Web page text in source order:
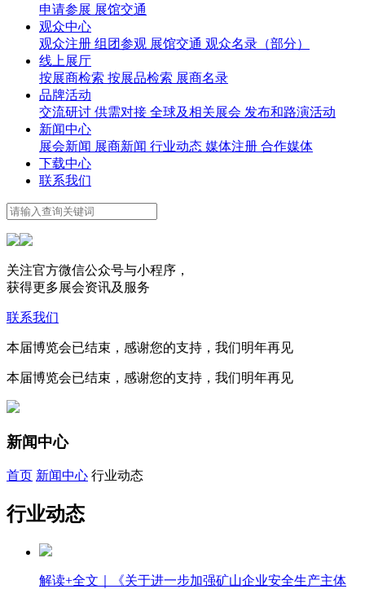
申请参展 展馆交通
观众中心
观众注册 组团参观 展馆交通 观众名录（部分）
线上展厅
按展商检索 按展品检索 展商名录
品牌活动
交流研讨 供需对接 全球及相关展会 发布和路演活动
新闻中心
展会新闻 展商新闻 行业动态 媒体注册 合作媒体
下载中心
联系我们
关注官方微信公众号与小程序，
获得更多展会资讯及服务
联系我们
本届博览会已结束，感谢您的支持，我们明年再见
本届博览会已结束，感谢您的支持，我们明年再见
新闻中心
首页 新闻中心 行业动态
行业动态
解读+全文｜《关于进一步加强矿山企业安全生产主体